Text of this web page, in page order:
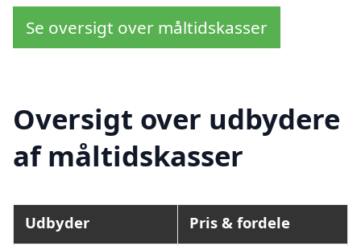
Se oversigt over måltidskasser
Oversigt over udbydere
af måltidskasser
Udbyder Pris & fordele